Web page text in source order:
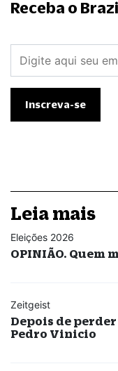
Receba o
Leia mais
Eleições 2026
OPINIÃO. Quem
Zeitgeist
Depois de
Pedro Vinicio